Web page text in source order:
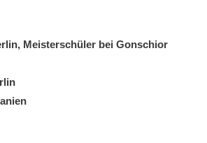
Meisterschüler bei Gonschior